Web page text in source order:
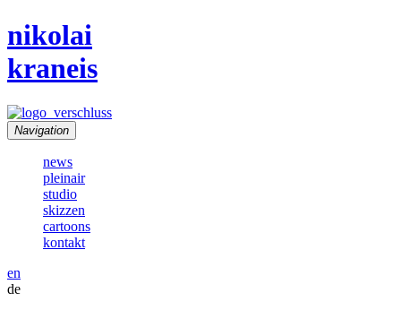
nikolai
kraneis
Navigation
news
pleinair
studio
skizzen
cartoons
kontakt
en
de